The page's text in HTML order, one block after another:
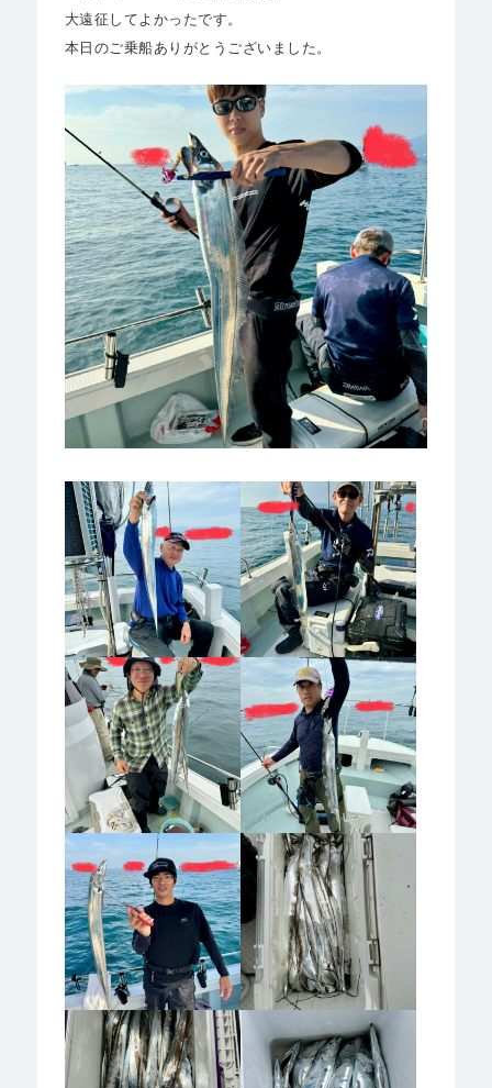
大遠征してよかったです。
本日のご乗船ありがとうございました。